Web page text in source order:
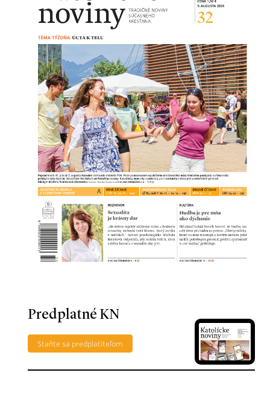
Predplatné KN
Staňte sa predplatiteľom